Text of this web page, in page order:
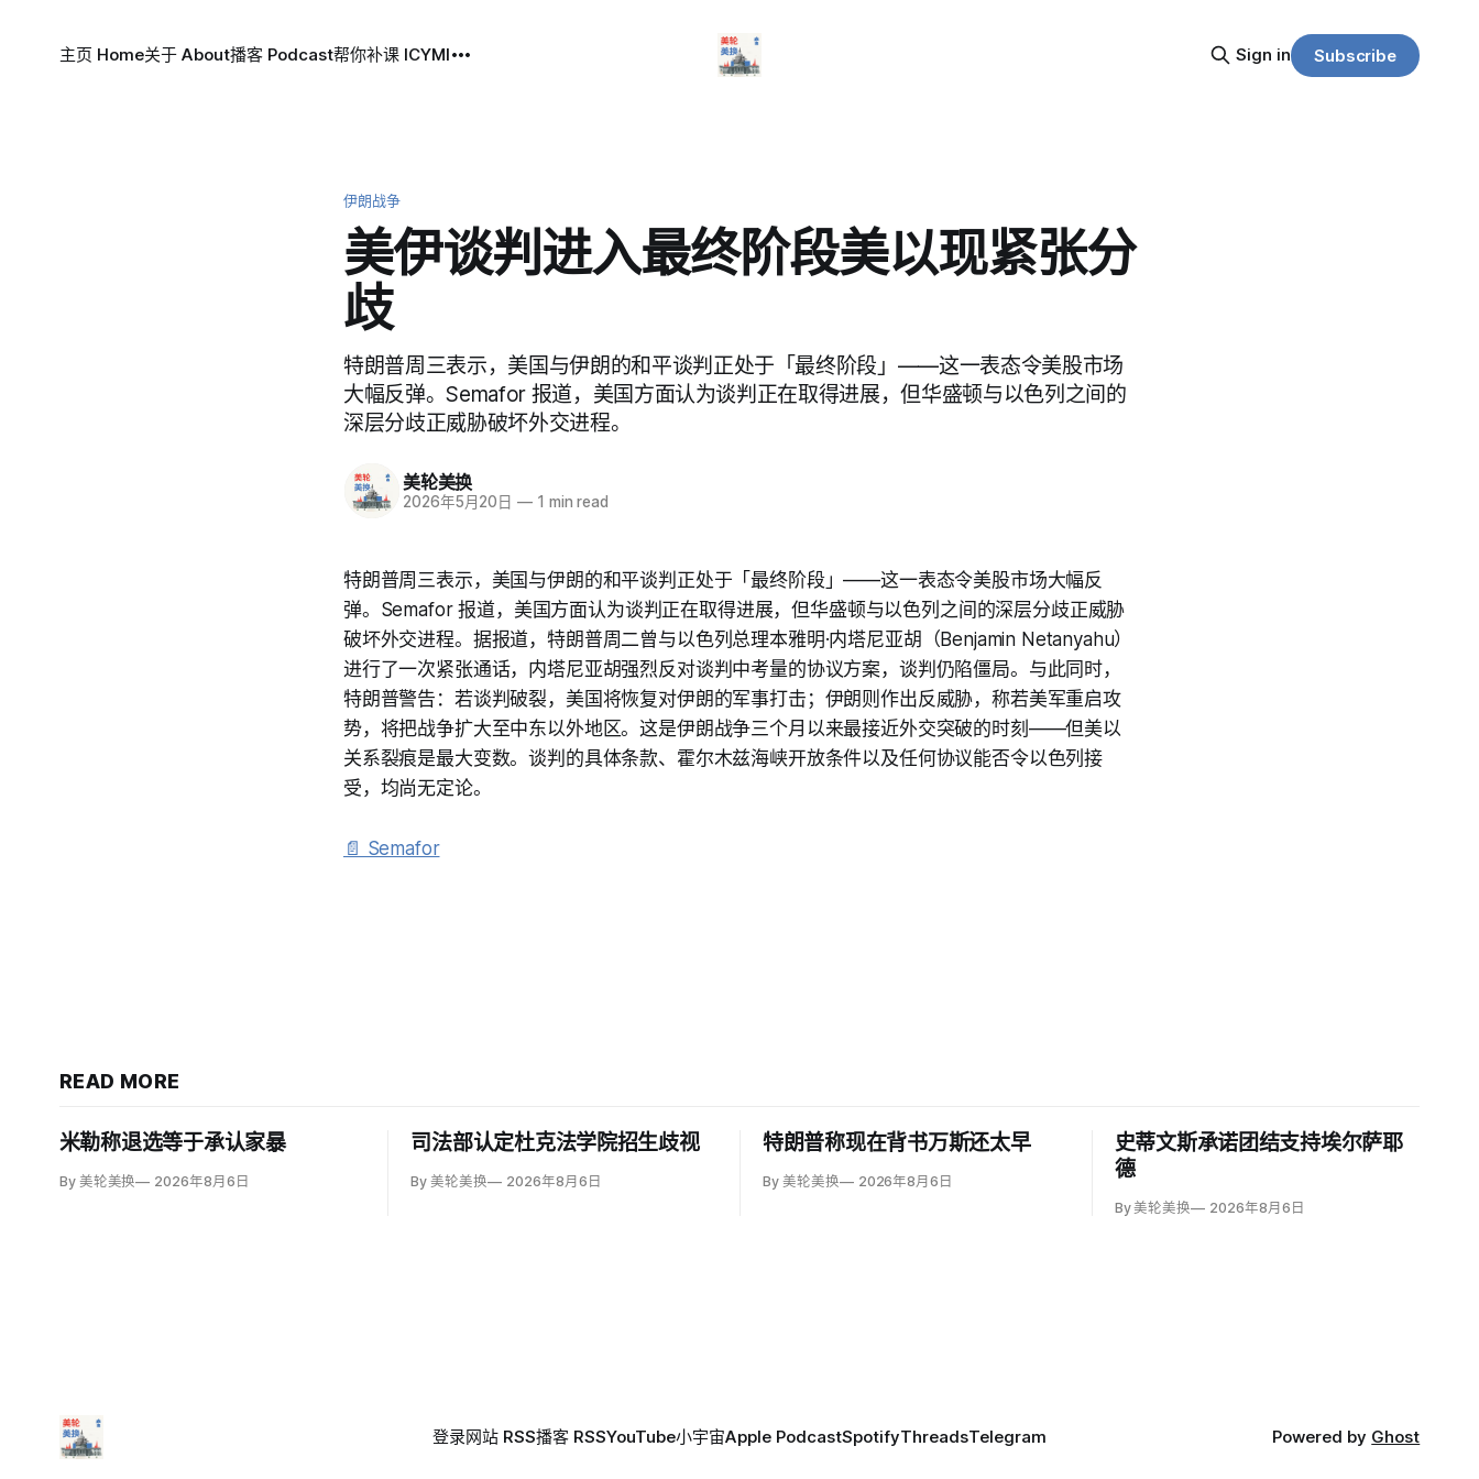
主页 Home关于 About播客 Podcast帮你补课 ICYMI Sign in Subscribe
伊朗战争
美伊谈判进入最终阶段美以现紧张分
歧
特朗普周三表示，美国与伊朗的和平谈判正处于「最终阶段」——这一表态令美股市场
大幅反弹。Semafor 报道，美国方面认为谈判正在取得进展，但华盛顿与以色列之间的
深层分歧正威胁破坏外交进程。
美轮美换
2026年5月20日 — 1 min read
特朗普周三表示，美国与伊朗的和平谈判正处于「最终阶段」——这一表态令美股市场大幅反
弹。Semafor 报道，美国方面认为谈判正在取得进展，但华盛顿与以色列之间的深层分歧正威胁
破坏外交进程。据报道，特朗普周二曾与以色列总理本雅明·内塔尼亚胡（Benjamin Netanyahu）
进行了一次紧张通话，内塔尼亚胡强烈反对谈判中考量的协议方案，谈判仍陷僵局。与此同时，
特朗普警告：若谈判破裂，美国将恢复对伊朗的军事打击；伊朗则作出反威胁，称若美军重启攻
势，将把战争扩大至中东以外地区。这是伊朗战争三个月以来最接近外交突破的时刻——但美以
关系裂痕是最大变数。谈判的具体条款、霍尔木兹海峡开放条件以及任何协议能否令以色列接
受，均尚无定论。
📄 Semafor
READ MORE
米勒称退选等于承认家暴
By 美轮美换 2026年8月6日
司法部认定杜克法学院招生歧视
By 美轮美换 2026年8月6日
特朗普称现在背书万斯还太早
By 美轮美换 2026年8月6日
史蒂文斯承诺团结支持埃尔萨耶
德
By 美轮美换 2026年8月6日
登录网站 RSS播客 RSSYouTube小宇宙Apple PodcastSpotifyThreadsTelegram Powered by Ghost